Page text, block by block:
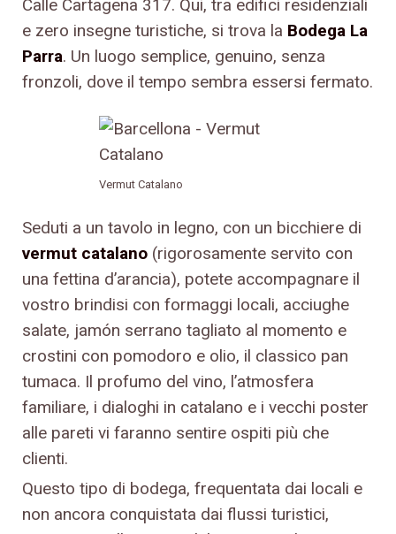
Calle Cartagena 317. Qui, tra edifici residenziali
e zero insegne turistiche, si trova la Bodega La
Parra. Un luogo semplice, genuino, senza
fronzoli, dove il tempo sembra essersi fermato.
Vermut Catalano
Seduti a un tavolo in legno, con un bicchiere di
vermut catalano (rigorosamente servito con
una fettina d’arancia), potete accompagnare il
vostro brindisi con formaggi locali, acciughe
salate, jamón serrano tagliato al momento e
crostini con pomodoro e olio, il classico pan
tumaca. Il profumo del vino, l’atmosfera
familiare, i dialoghi in catalano e i vecchi poster
alle pareti vi faranno sentire ospiti più che
clienti.
Questo tipo di bodega, frequentata dai locali e
non ancora conquistata dai flussi turistici,